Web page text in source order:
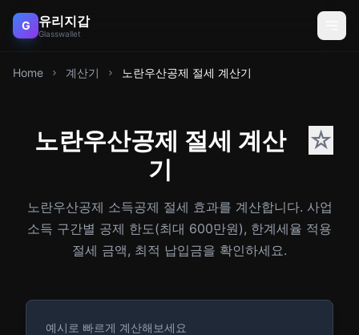
G 유리지갑
Glasswallet
Home 계산기 노란우산공제 절세 계산기
노란우산공제 절세 계산
기
☆
노란우산공제 소득공제 절세 효과를 계산합니다. 사업
소득 구간별 공제 한도(최대 600만원), 한계세율 적용
절세 금액, 최적 납입금을 확인하세요.
예시로 빠르게 계산해보세요